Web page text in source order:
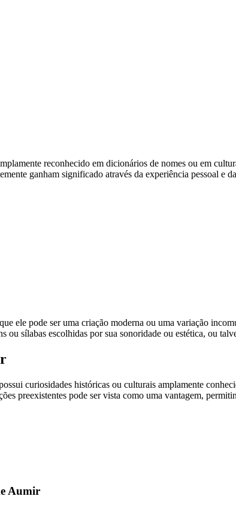
reconhecido em dicionários de nomes ou em
ganham significado através da experiência pessoal e
ele pode ser uma criação moderna ou uma variação
ou sílabas escolhidas por sua sonoridade ou estética, ou
curiosidades históricas ou culturais amplamente
preexistentes pode ser vista como uma vantagem,
Aumir